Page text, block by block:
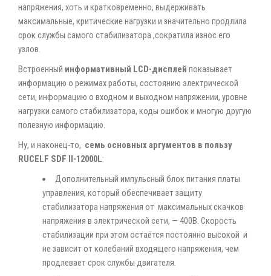
напряжения, хоть и кратковременно, выдерживать
максимальные, критические нагрузки и значительно продлила
срок службы самого стабилизатора ,сократила износ его
узлов.
Встроенный информативный LCD-дисплей показывает
информацию о режимах работы, состоянию электрической
сети, информацию о входном и выходном напряжении, уровне
нагрузки самого стабилизатора, коды ошибок и многую другую
полезную информацию.
Ну, и наконец-то, семь основных аргументов в пользу
RUCELF SDF II-12000L:
Дополнительный импульсный блок питания платы
управления, который обеспечивает защиту
стабилизатора напряжения от максимальных скачков
напряжения в электрической сети, — 400В. Скорость
стабилизации при этом остаётся постоянно высокой и
не зависит от колебаний входящего напряжения, чем
продлевает срок службы двигателя.